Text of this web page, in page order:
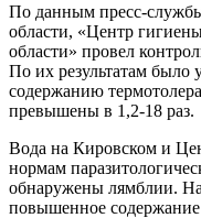
По данным пресс-
области, «Центр
области» провел
По их результатам было
содержанию
превышены в 1,2-18 раз.
Вода на Кировском и
нормам
обнаружены лямблии.
повышенное содержание